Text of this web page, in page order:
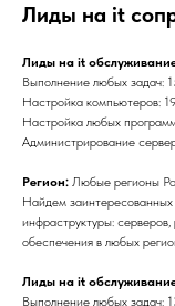
Лиды на it
Лиды на it
Выполнение любых задач:
Настройка компьютеров:
Настройка любых
Администрирование
Регион: Любые регионы
Найдем
инфраструктуры:
обеспечения в любых
Лиды на it
Выполнение любых задач: